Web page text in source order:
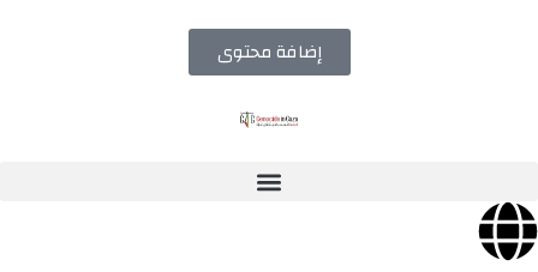
إضافة محتوى